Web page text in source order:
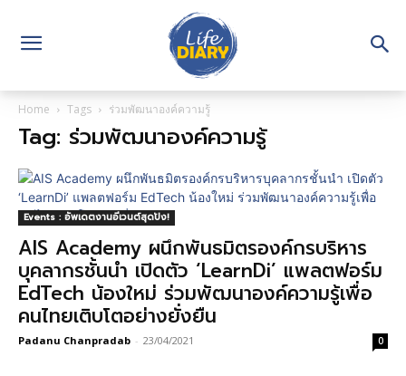
Home Tags ร่วมพัฒนาองค์ความรู้
Tag: ร่วมพัฒนาองค์ความรู้
Events : อัพเดตงานอีเวนต์สุดปัง!
AIS Academy ผนึกพันธมิตรองค์กรบริหาร
บุคลากรชั้นนำ เปิดตัว ‘LearnDi’ แพลตฟอร์ม
EdTech น้องใหม่ ร่วมพัฒนาองค์ความรู้เพื่อ
คนไทยเติบโตอย่างยั่งยืน
Padanu Chanpradab - 23/04/2021 0